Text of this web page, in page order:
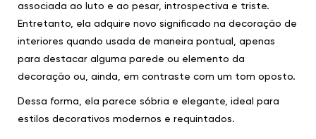
associada ao luto e ao pesar, introspectiva e triste.
Entretanto, ela adquire novo significado na decoração de
interiores quando usada de maneira pontual, apenas
para destacar alguma parede ou elemento da
decoração ou, ainda, em contraste com um tom oposto.
Dessa forma, ela parece sóbria e elegante, ideal para
estilos decorativos modernos e requintados.